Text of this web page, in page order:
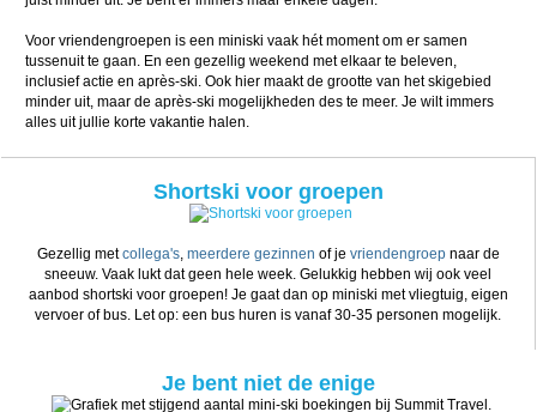
Voor vriendengroepen is een miniski vaak hét moment om er samen
tussenuit te gaan. En een gezellig weekend met elkaar te beleven,
inclusief actie en après-ski. Ook hier maakt de grootte van het skigebied
minder uit, maar de après-ski mogelijkheden des te meer. Je wilt immers
alles uit jullie korte vakantie halen.
Shortski voor groepen
Gezellig metcollega's, meerdere gezinnen of je vriendengroepnaar de
sneeuw. Vaak lukt dat geen hele week. Gelukkig hebben wij ook veel
aanbod shortski voor groepen! Je gaat dan op miniski met vliegtuig, eigen
vervoer of bus. Let op: een bus huren is vanaf 30-35 personen mogelijk.
Je bent niet de enige